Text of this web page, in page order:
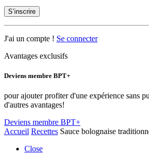
S’inscrire
J'ai un compte ! Se connecter
Avantages exclusifs
Deviens membre BPT+
pour ajouter profiter d'une expérience sans
d'autres avantages!
Deviens membre BPT+
Accueil Recettes Sauce bolognaise
Close